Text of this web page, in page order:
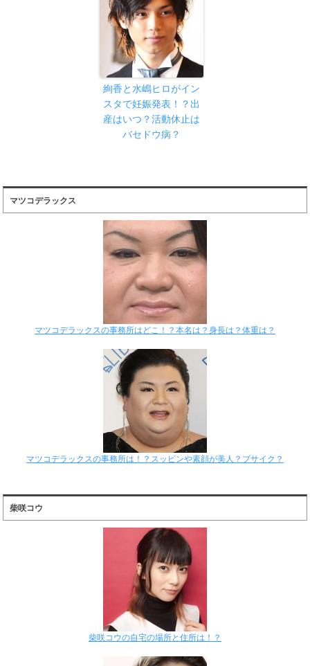
絢香と水嶋ヒロがイン
スタで妊娠発表！？出
産はいつ？活動休止は
バセドウ病？
マツコデラックス
マツコデラックスの事務所はどこ！？本名は？身長は？体重は？
マツコデラックスの事務所は！？スッピンや素顔が美人？ブサイク？
柴咲コウ
柴咲コウの自宅の場所と住所は！？